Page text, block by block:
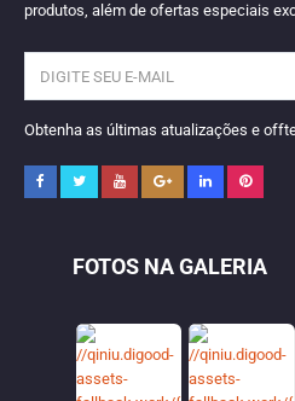
produtos, além de ofertas especiais
Obtenha as últimas atualizações e
FOTOS NA GALERIA